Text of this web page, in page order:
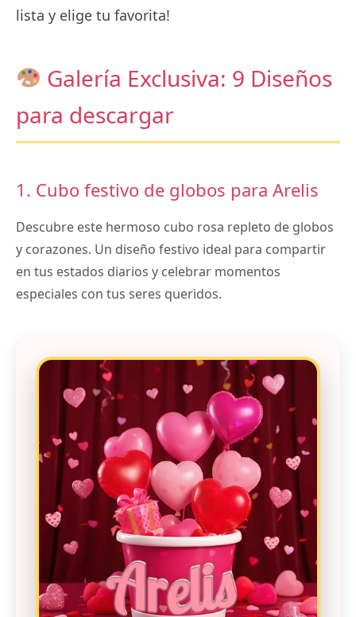
lista y elige tu favorita!
Galería Exclusiva: 9 Diseños
para descargar
1. Cubo festivo de globos para Arelis
Descubre este hermoso cubo rosa repleto de globos
y corazones. Un diseño festivo ideal para compartir
en tus estados diarios y celebrar momentos
especiales con tus seres queridos.